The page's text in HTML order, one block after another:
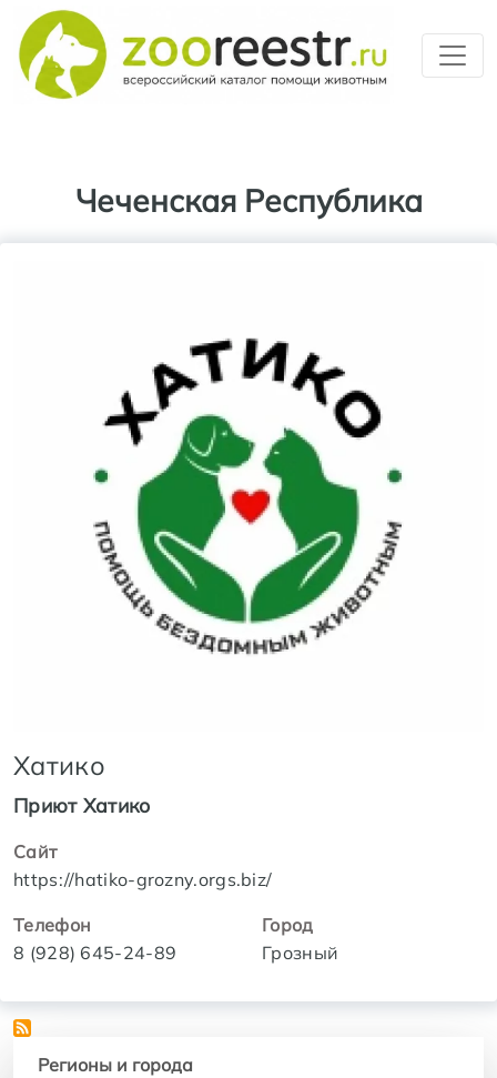
Чеченская Республика
Хатико
Приют Хатико
Сайт
https://hatiko-grozny.orgs.biz/
Телефон
8 (928) 645-24-89
Город
Грозный
Регионы и города